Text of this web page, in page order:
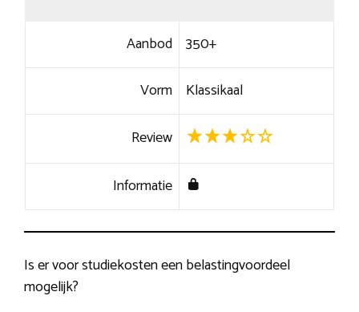
Aanbod 350+
Vorm Klassikaal
Review
Informatie
Is er voor studiekosten een belastingvoordeel
mogelijk?